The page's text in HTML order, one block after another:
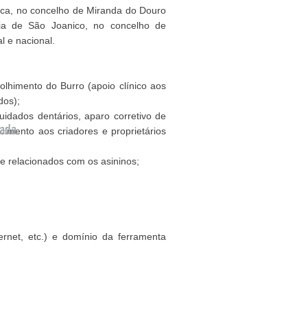
no concelho de Miranda do Douro
de São Joanico, no concelho de
e nacional.
do Burro (apoio clínico aos
dentários, aparo corretivo de
aos criadores e proprietários
relacionados com os asininos;
etc.) e domínio da ferramenta